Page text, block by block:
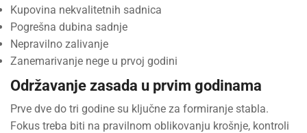
Kupovina nekvalitetnih sadnica
Pogrešna dubina sadnje
Nepravilno zalivanje
Zanemarivanje nege u prvoj godini
Održavanje zasada u prvim godinama
Prve dve do tri godine su ključne za formiranje stabla.
Fokus treba biti na pravilnom oblikovanju krošnje, kontroli